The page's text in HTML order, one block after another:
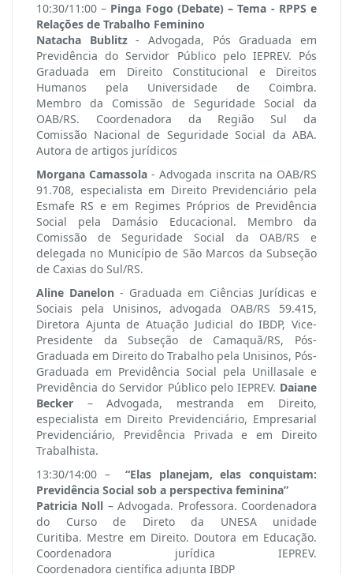
10:30/11:00 – Pinga Fogo (Debate) – Tema - RPPS e
Relações de Trabalho Feminino
Natacha Bublitz- Advogada, Pós Graduada em
Previdência do Servidor Público pelo IEPREV. Pós
Graduada em Direito Constitucional e Direitos
Humanos pela Universidade de Coimbra.
Membro da Comissão de Seguridade Social da
OAB/RS. Coordenadora da Região Sul da
Comissão Nacional de Seguridade Social da ABA.
Autora de artigos jurídicos
Morgana Camassola - Advogada inscrita na OAB/RS
91.708, especialista em Direito Previdenciário pela
Esmafe RS e em Regimes Próprios de Previdência
Social pela Damásio Educacional. Membro da
Comissão de Seguridade Social da OAB/RS e
delegada no Município de São Marcos da Subseção
de Caxias do Sul/RS.
Aline Danelon - Graduada em Ciências Jurídicas e
Sociais pela Unisinos, advogada OAB/RS 59.415,
Diretora Ajunta de Atuação Judicial do IBDP, Vice-
Presidente da Subseção de Camaquã/RS, Pós-
Graduada em Direito do Trabalho pela Unisinos, Pós-
Graduada em Previdência Social pela Unillasale e
Previdência do Servidor Público pelo IEPREV. Daiane
Becker – Advogada, mestranda em Direito,
especialista em Direito Previdenciário, Empresarial
Previdenciário, Previdência Privada e em Direito
Trabalhista.
13:30/14:00 – “Elas planejam, elas conquistam:
Previdência Social sob a perspectiva feminina”
Patricia Noll – Advogada. Professora. Coordenadora
do Curso de Direto da UNESA unidade
Curitiba. Mestre em Direito. Doutora em Educação.
Coordenadora jurídica IEPREV.
Coordenadora científica adjunta IBDP